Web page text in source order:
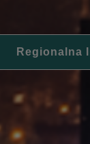
Regionalna